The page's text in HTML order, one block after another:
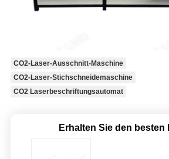
CO2-Laser-Ausschnitt-Maschine
CO2-Laser-Stichschneidemaschine
CO2 Laserbeschriftungsautomat
Erhalten Sie den besten